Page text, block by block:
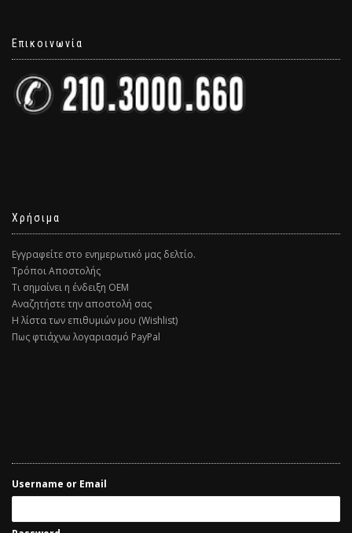
Επικοινωνία
Χρήσιμα
Εγγραφείτε στο ενημερωτικό μας δελτίο.
Τρόποι Αποστολής
Τι σημαίνει η ένδειξη ΟΕΜ
Αναζητήστε την αποστολή σας
Η λίστα των επιθυμιών μου (Wishlist)
Πως φτιάχνω λογαριασμό PayPal
Username or Email